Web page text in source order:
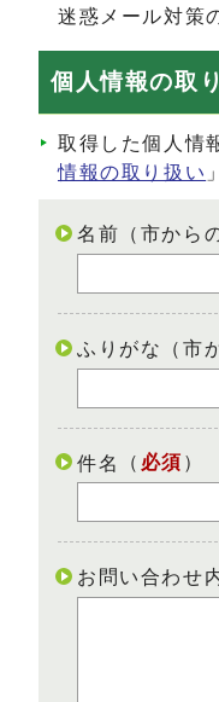
迷惑メール対策
個人情報の取
取得した個人情
情報の取り扱い
名前（市から
ふりがな（市
件名 （ 必須 ）
お問い合わせ